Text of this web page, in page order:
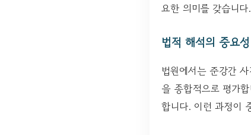
요한 의미를 갖습니다.
법적 해석의 중요성
법원에서는 준강간
을 종합적으로 평가
합니다. 이런 과정이